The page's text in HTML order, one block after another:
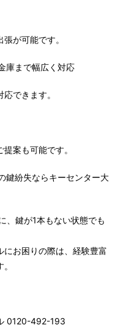
が可能です。
庫まで幅広く対応
できます。
案も可能です。
鍵紛失ならキーセンター大
、鍵が1本もない状態でも
お困りの際は、経験豊富
0120-492-193